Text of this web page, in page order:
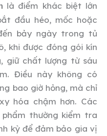
là điểm khác biệt lớn
đầu héo, mốc hoặc
bảy ngày trong tủ
khi được đóng gói kín
giữ chất lượng từ sáu
Điều này không có
bao giờ hỏng, mà chỉ
hóa chậm hơn. Các
thường kiểm tra
kỳ để đảm bảo gia vị